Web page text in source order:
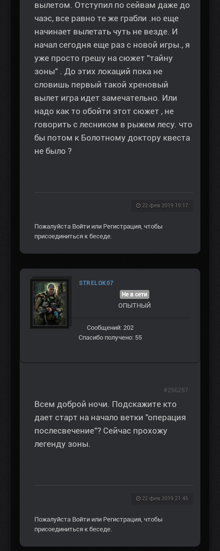
вылетом. Отступил по сейвам даже до
чаэс, все равно те же грабли .но еще
начинает вылетать чуть не везде. И
начал сегодня еще раз с новой игры., я
уже просто грешу на сюжет "тайну
зоны" . До этих локаций пока не
словишь первый такой хреновый
вылет игра идет замечательно. Или
надо как то обойти этот сюжет , не
говорить с лесником в рыжем лесу. что
бы потом к Болотному доктору квеста
не было ?
22 фев 2019 19:17
Пожалуйста Войти или Регистрация , чтобы
присоединиться к беседе.
STRELOK07
Не в сети
ОПЫТНЫЙ
Сообщений: 202
Спасибо получено: 55
Всем доброй ночи. Подскажите кто
дает старт на начало ветки "операция
послесвечение"? Сейчас прохожу
легенду зоны.
22 фев 2019 21:45
#256257
Пожалуйста Войти или Регистрация , чтобы
присоединиться к беседе.